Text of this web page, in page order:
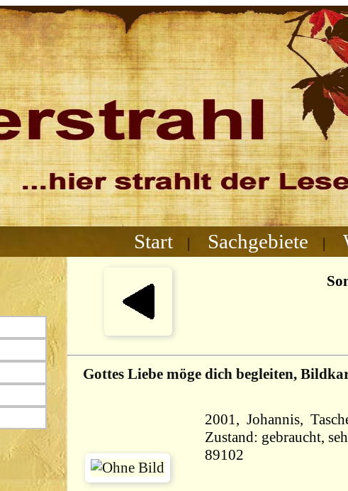
Start | Sachgebiete |
Gottes Liebe möge dich begleiten,
2001,
Zustand: gebraucht,
89102